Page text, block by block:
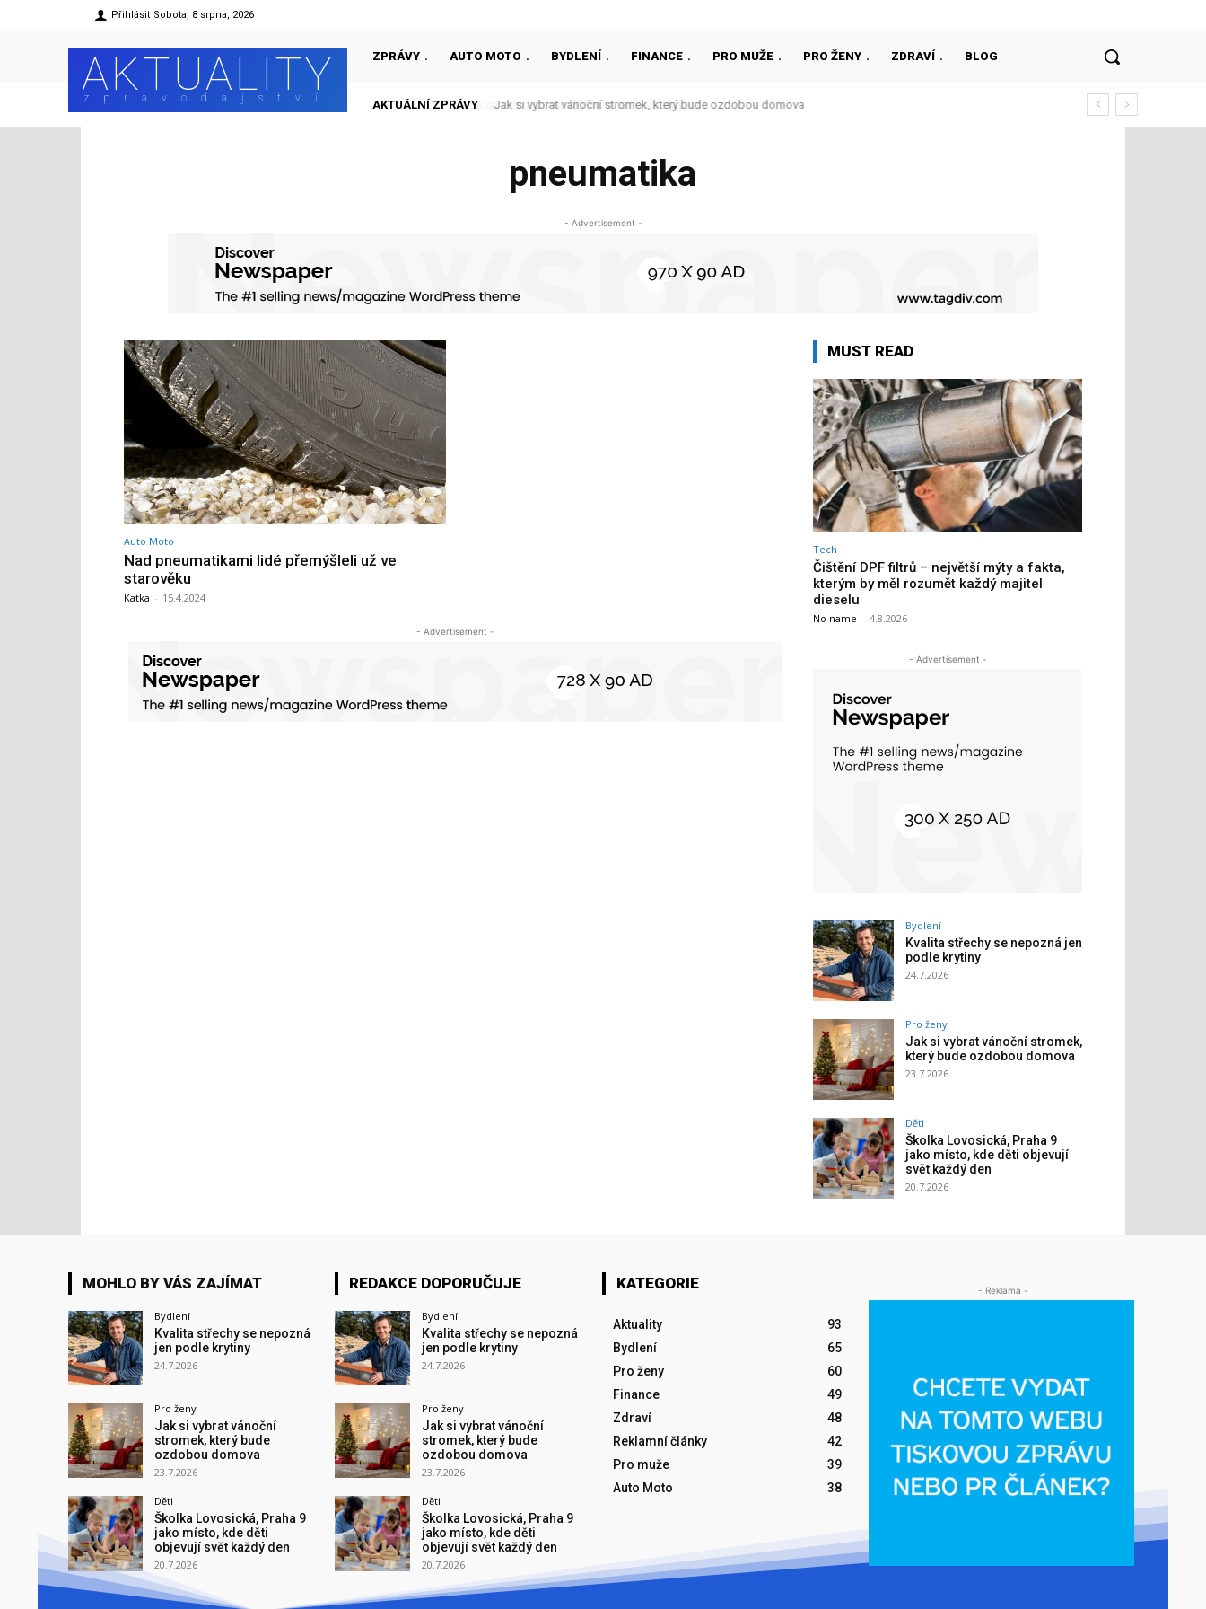
Přihlásit Sobota, 8 srpna, 2026
AKTUALITY
zpravodajství
ZPRÁVY AUTO MOTO BYDLENÍ FINANCE PRO MUŽE PRO ŽENY ZDRAVÍ BLOG
AKTUÁLNÍ ZPRÁVY Jak si vybrat vánoční stromek, který bude ozdobou domova
pneumatika
- Advertisement -
Auto Moto
Nad pneumatikami lidé přemýšleli už ve
starověku
Katka - 15.4.2024
- Advertisement -
MUST READ
Tech
Čištění DPF filtrů – největší mýty a fakta,
kterým by měl rozumět každý majitel
dieselu
No name - 4.8.2026
- Advertisement -
Bydlení
Kvalita střechy se nepozná jen
podle krytiny
24.7.2026
Pro ženy
Jak si vybrat vánoční stromek,
který bude ozdobou domova
23.7.2026
Děti
Školka Lovosická, Praha 9
jako místo, kde děti objevují
svět každý den
20.7.2026
MOHLO BY VÁS ZAJÍMAT
Bydlení
Kvalita střechy se nepozná
jen podle krytiny
24.7.2026
Pro ženy
Jak si vybrat vánoční
stromek, který bude
ozdobou domova
23.7.2026
Děti
Školka Lovosická, Praha 9
jako místo, kde děti
objevují svět každý den
20.7.2026
REDAKCE DOPORUČUJE
Bydlení
Kvalita střechy se nepozná
jen podle krytiny
24.7.2026
Pro ženy
Jak si vybrat vánoční
stromek, který bude
ozdobou domova
23.7.2026
Děti
Školka Lovosická, Praha 9
jako místo, kde děti
objevují svět každý den
20.7.2026
KATEGORIE
Aktuality
93
Bydlení
65
Pro ženy
60
Finance
49
Zdraví
48
Reklamní články
42
Pro muže
39
Auto Moto
38
- Reklama -